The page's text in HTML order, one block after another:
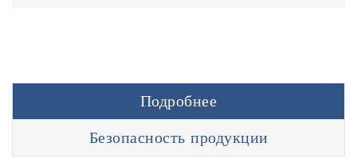
Подробнее
Безопасность продукции